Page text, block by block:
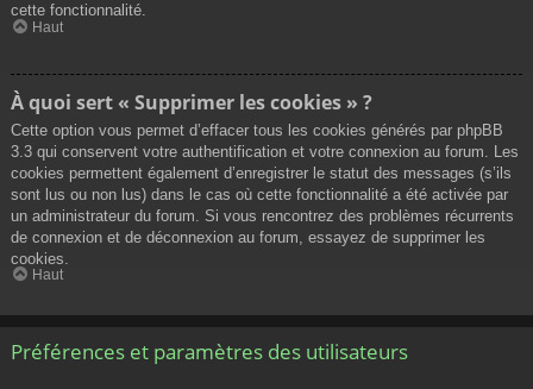
cette fonctionnalité.
Haut
À quoi sert « Supprimer les cookies » ?
Cette option vous permet d’effacer tous les cookies générés par phpBB
3.3 qui conservent votre authentification et votre connexion au forum. Les
cookies permettent également d’enregistrer le statut des messages (s’ils
sont lus ou non lus) dans le cas où cette fonctionnalité a été activée par
un administrateur du forum. Si vous rencontrez des problèmes récurrents
de connexion et de déconnexion au forum, essayez de supprimer les
cookies.
Haut
Préférences et paramètres des utilisateurs